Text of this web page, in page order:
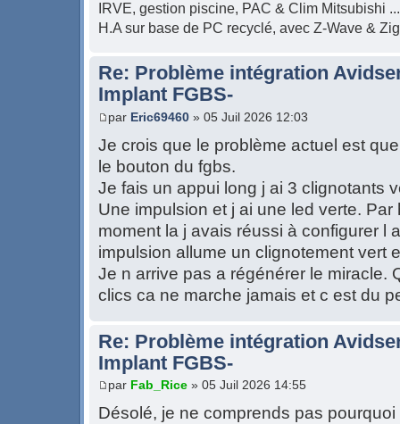
IRVE, gestion piscine, PAC & Clim Mitsubishi ...
H.A sur base de PC recyclé, avec Z-Wave &
Re: Problème intégration
Implant FGBS-
par Eric69460 » 05 Juil 2026 12:03
Je crois que le problème actuel est
le bouton du fgbs.
Je fais un appui long j ai 3 clignotants
Une impulsion et j ai une led verte.
moment la j avais réussi à configurer l
impulsion allume un clignotement vert
Je n arrive pas a régénérer le miracle.
clics ca ne marche jamais et c est du
Re: Problème intégration
Implant FGBS-
par Fab_Rice » 05 Juil 2026 14:55
Désolé, je ne comprends pas